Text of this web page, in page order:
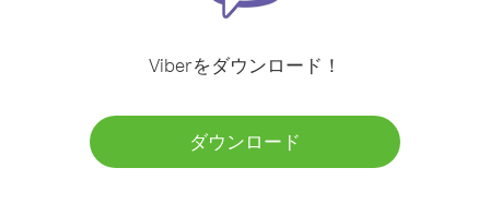
Viberをダウンロード！
ダウンロード